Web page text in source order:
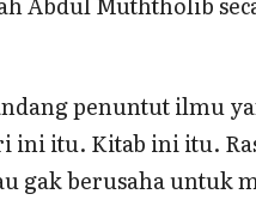
penuntut ilmu
itu. Kitab ini itu.
gak berusaha untuk